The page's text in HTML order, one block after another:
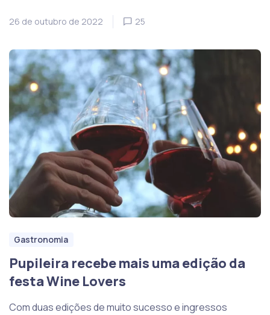
26 de outubro de 2022 25
Gastronomia
Pupileira recebe mais uma edição da
festa Wine Lovers
Com duas edições de muito sucesso e ingressos